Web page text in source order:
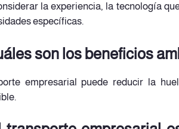
la experiencia, la tecnología
específicas.
son los beneficios
empresarial puede reducir la